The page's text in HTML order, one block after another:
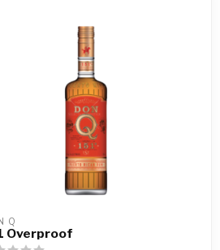
Q
Overproof